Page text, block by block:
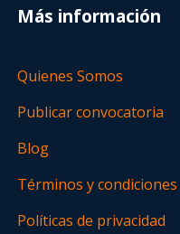
Más información
Quienes Somos
Publicar convocatoria
Blog
Términos y condiciones
Políticas de privacidad